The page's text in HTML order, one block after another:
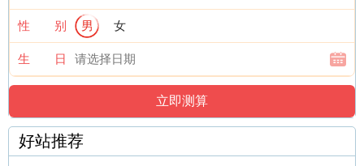
性 别 男 女
生 日
好站推荐